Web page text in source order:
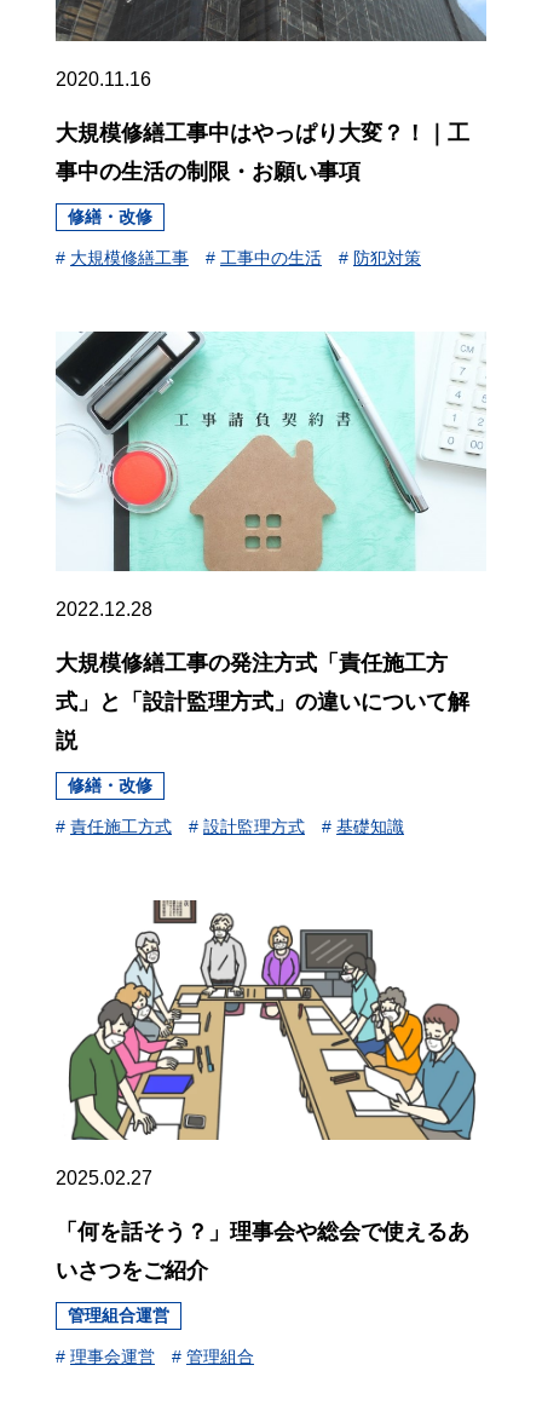
2020.11.16
大規模修繕工事中はやっぱり大変？！｜工
事中の生活の制限・お願い事項
修繕・改修
# 大規模修繕工事 # 工事中の生活 # 防犯対策
2022.12.28
大規模修繕工事の発注方式「責任施工方
式」と「設計監理方式」の違いについて解
説
修繕・改修
# 責任施工方式 # 設計監理方式 # 基礎知識
2025.02.27
「何を話そう？」理事会や総会で使えるあ
いさつをご紹介
管理組合運営
# 理事会運営 # 管理組合